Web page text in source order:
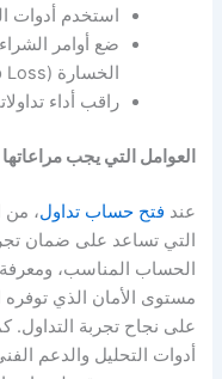
استخدم أدوات
ضع أوامر
الخسارة (Stop Loss) وهدف الربح (Take Profit).
راقب أداء
العوامل التي يجب
عند فتح حساب تداول ، من
التي تساعد على ضمان
الحساب المناسب، ومعرفة
مستوى الأمان الذي توفره
على نجاح تجربة التداول.
أدوات التحليل والدعم